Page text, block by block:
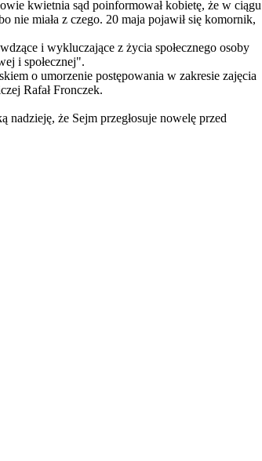
kwietnia sąd poinformował kobietę, że w ciągu
nie miała z czego. 20 maja pojawił się komornik,
i wykluczające z życia społecznego osoby
i społecznej".
o umorzenie postępowania w zakresie zajęcia
Rafał Fronczek.
nadzieję, że Sejm przegłosuje nowelę przed